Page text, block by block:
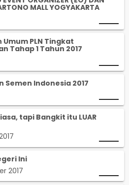
MALL YOGYAKARTA
PLN Tingkat
Tahap 1 Tahun 2017
Semen Indonesia 2017
tapi Bangkit itu LUAR
Ini
2017